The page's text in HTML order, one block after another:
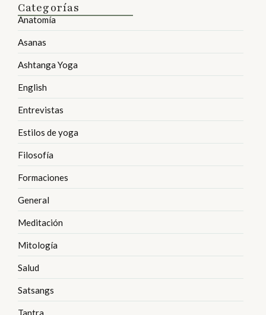
Categorías
Anatomía
Asanas
Ashtanga Yoga
English
Entrevistas
Estilos de yoga
Filosofía
Formaciones
General
Meditación
Mitología
Salud
Satsangs
Tantra